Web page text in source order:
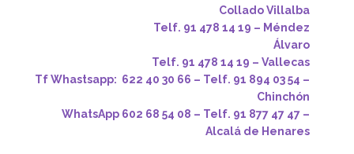
Collado Villalba
Telf. 91 478 14 19 – Méndez
Álvaro
Telf. 91 478 14 19 – Vallecas
Tf Whastsapp: 622 40 30 66 – Telf. 91 894 03 54 –
Chinchón
WhatsApp 602 68 54 08 – Telf. 91 877 47 47 –
Alcalá de Henares